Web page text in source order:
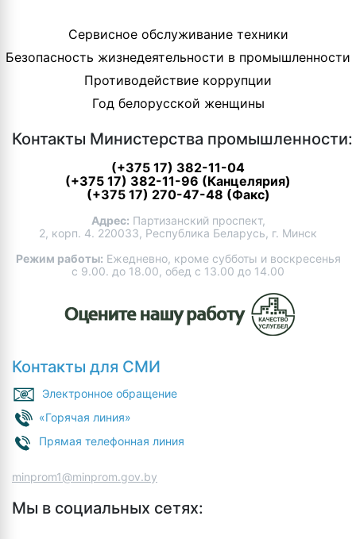
Сервисное обслуживание техники
Безопасность жизнедеятельности в промышленности
Противодействие коррупции
Год белорусской женщины
Контакты Министерства промышленности:
(+375 17) 382-11-04
(+375 17) 382-11-96 (Канцелярия)
(+375 17) 270-47-48 (Факс)
Адрес: Партизанский проспект,
2, корп. 4. 220033, Республика Беларусь, г. Минск
Режим работы: Ежедневно, кроме субботы и воскресенья
с 9.00. до 18.00, обед с 13.00 до 14.00
Контакты для СМИ
Электронное обращение
«Горячая линия»
Прямая телефонная линия
minprom1@minprom.gov.by
Мы в социальных сетях: